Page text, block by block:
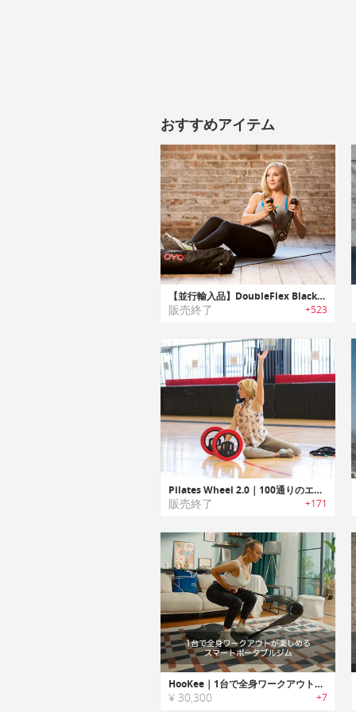
おすすめアイテム
【並行輸入品】DoubleFlex Black｜NASAでも採用されている技術を使用したトータルボディーポータブルジム「ダブルフレックスブラック」
販売終了 +523
Pilates Wheel 2.0｜100通りのエクササイズが手軽に楽しめるピラティスマシン「ピラティスホイール2.0」
販売終了 +171
HooKee｜1台で全身ワークアウトが楽しめるスマートポータブルジム「フーキー」
¥ 30,300 +7